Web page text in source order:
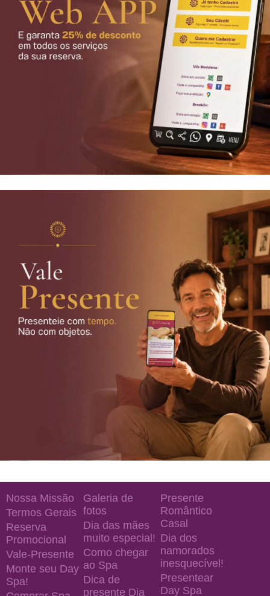
Nossa Missão
Termos Gerais
Reserva
Promocional
Vale-Presente
Monte seu Day
Spa!
Galeria de
fotos
Dia das mães
muito especial!
Como chegar
ao Spa
Dica de
presente Dia
Presente
Romântico
Casal
Dia dos
namorados
inesquecível!
Presentear
Day Spa